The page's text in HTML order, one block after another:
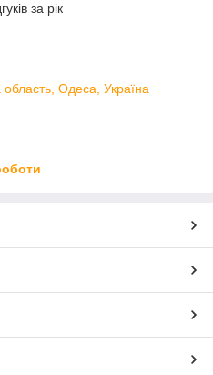
за рік
Одеса, Україна